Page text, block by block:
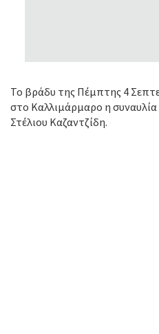
Το βράδυ της Πέμπτης 4
στο Καλλιμάρμαρο η
Στέλιου Καζαντζίδη.